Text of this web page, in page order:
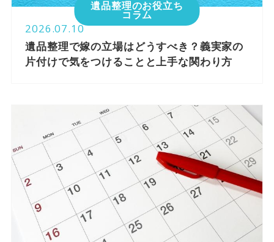
遺品整理のお役立ち
コラム
2026.07.10
遺品整理で嫁の立場はどうすべき？義実家の
片付けで気をつけることと上手な関わり方